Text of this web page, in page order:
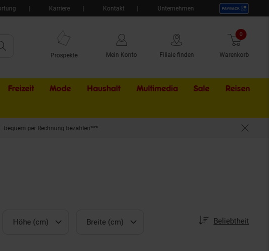
Karriere Kontakt Unternehmen
Prospekte Mein Konto Filiale finden Warenkorb
0 Artikel
Freizeit Mode Haushalt Multimedia Sale Externer
Reisen
bequem per Rechnung bezahlen***
Höhe (cm) Breite (cm) SortierungSortierung:
Beliebtheit